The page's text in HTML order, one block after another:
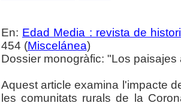
En: Edad Media : revista de
454 (Miscelánea)
Dossier monogràfic: "Los
Aquest article examina l'impacte
les comunitats rurals de la